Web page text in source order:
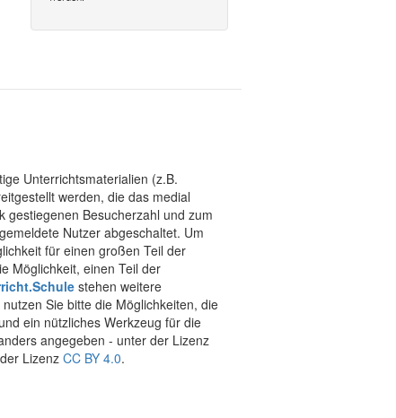
Unterrichtsmaterialien (z.B.
werden, die das medial
gestiegenen Besucherzahl und zum
Nutzer abgeschaltet. Um
für einen großen Teil der
Möglichkeit, einen Teil der
stehen weitere
Sie bitte die Möglichkeiten, die
ein nützliches Werkzeug für die
angegeben - unter der Lizenz
Lizenz CC BY 4.0.